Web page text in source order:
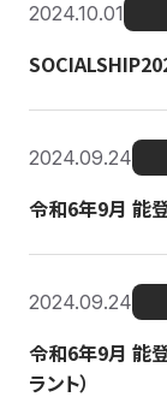
2024.10.01
2024.09.24
令和6年9月 能
2024.09.24
令和6年9月 能
ラント）